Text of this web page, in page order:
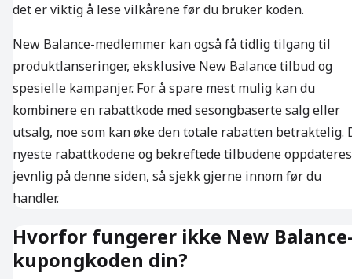
det er viktig å lese vilkårene før du bruker koden.
New Balance-medlemmer kan også få tidlig tilgang til
produktlanseringer, eksklusive New Balance tilbud og
spesielle kampanjer. For å spare mest mulig kan du
kombinere en rabattkode med sesongbaserte salg eller
utsalg, noe som kan øke den totale rabatten betraktelig.
nyeste rabattkodene og bekreftede tilbudene oppdateres
jevnlig på denne siden, så sjekk gjerne innom før du
handler.
Hvorfor fungerer ikke New
kupongkoden din?